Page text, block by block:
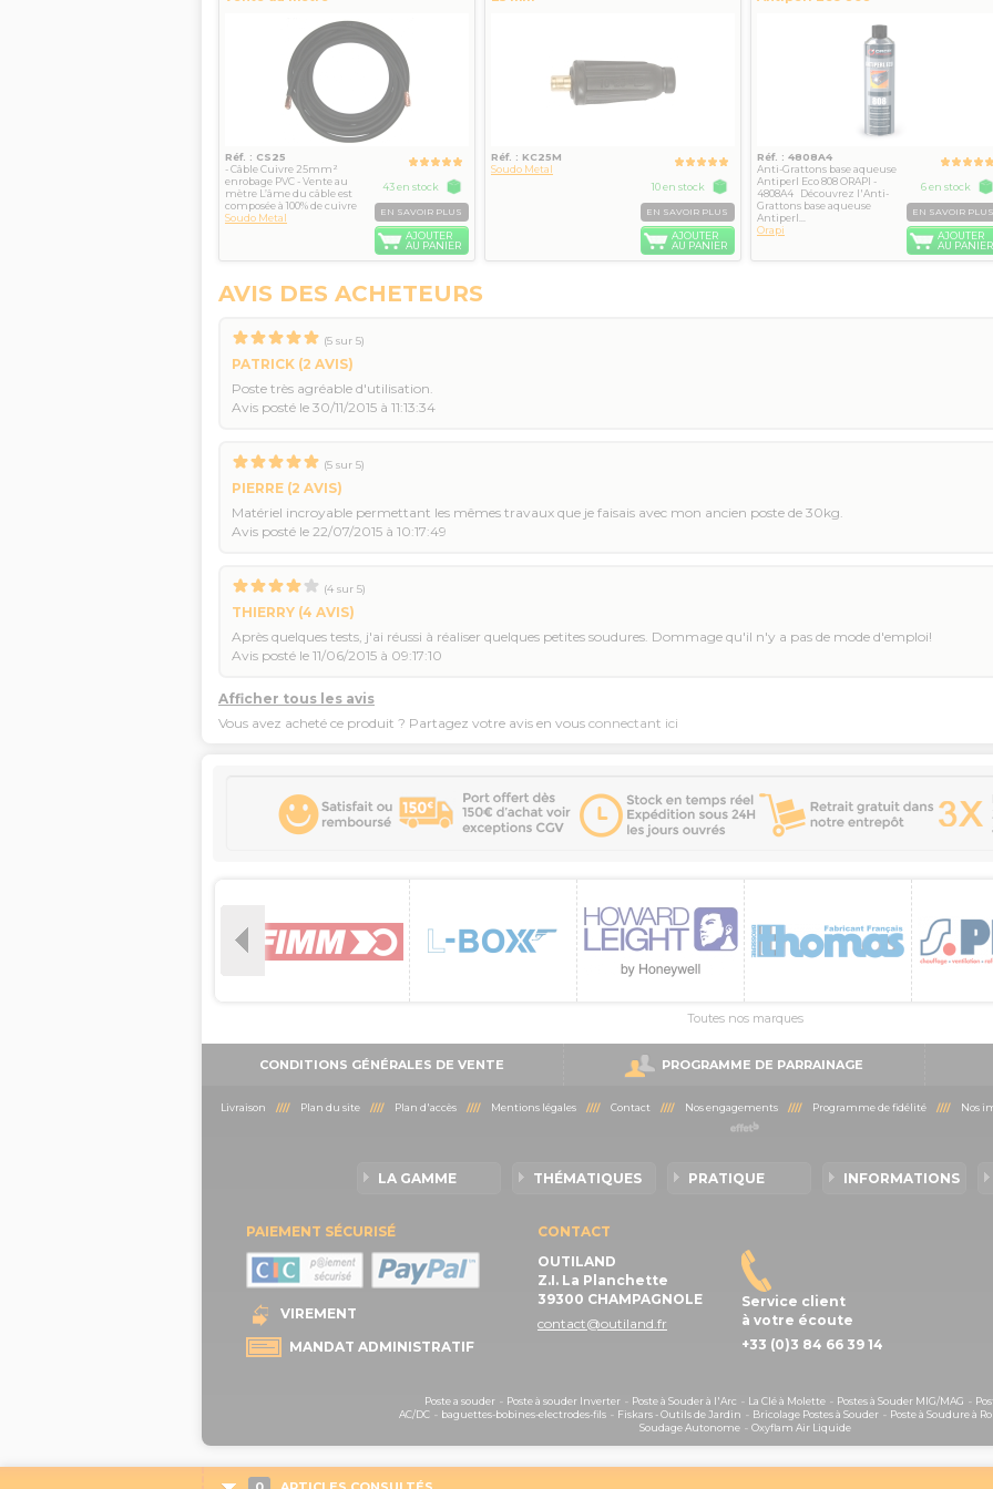
Réf. : CS25
- Câble Cuivre 25mm²
enrobage PVC - Vente au
mètre L’âme du câble est
composée à 100% de cuivre
Soudo Metal
43 en stock
EN SAVOIR PLUS
AJOUTER
AU PANIER
Réf. : KC25M
Soudo Metal
10 en stock
EN SAVOIR PLUS
AJOUTER
AU PANIER
Réf. : 4808A4
Anti-Grattons base aqueuse
Antiperl Eco 808 ORAPI -
4808A4 Découvrez l'Anti-
Grattons base aqueuse
Antiperl...
Orapi
6 en stock
EN SAVOIR PLUS
AJOUTER
AU PANIER
AVIS DES ACHETEURS
(5 sur 5)
PATRICK (2 AVIS)
Poste très agréable d'utilisation.
Avis posté le 30/11/2015 à 11:13:34
(5 sur 5)
PIERRE (2 AVIS)
Matériel incroyable permettant les mêmes travaux que je faisais avec mon ancien poste de 30kg.
Avis posté le 22/07/2015 à 10:17:49
(4 sur 5)
THIERRY (4 AVIS)
Après quelques tests, j'ai réussi à réaliser quelques petites soudures. Dommage qu'il n'y a pas de mode d'emploi!
Avis posté le 11/06/2015 à 09:17:10
Afficher tous les avis
Vous avez acheté ce produit ? Partagez votre avis en vous connectant ici
Toutes nos marques
CONDITIONS GÉNÉRALES DE VENTE PROGRAMME DE PARRAINAGE
Livraison //// Plan du site//// Plan d'accès//// Mentions légales//// Contact //// Nos engagements//// Programme de fidélité//// Nos
LA GAMME THÉMATIQUES PRATIQUE INFORMATIONS
PAIEMENT SÉCURISÉ
VIREMENT
MANDAT ADMINISTRATIF
CONTACT
OUTILAND
Z.I. La Planchette
39300 CHAMPAGNOLE
contact@outiland.fr
Service client
à votre écoute
+33 (0)3 84 66 39 14
Poste a souder- Poste à souder Inverter- Poste à Souder à l'Arc - La Clé à Molette- Postes à Souder MIG/MAG -
AC/DC - baguettes-bobines-electrodes-fils - Fiskars - Outils de Jardin - Bricolage Postes à Souder - Poste à Soudure à
Soudage Autonome- Oxyflam Air Liquide